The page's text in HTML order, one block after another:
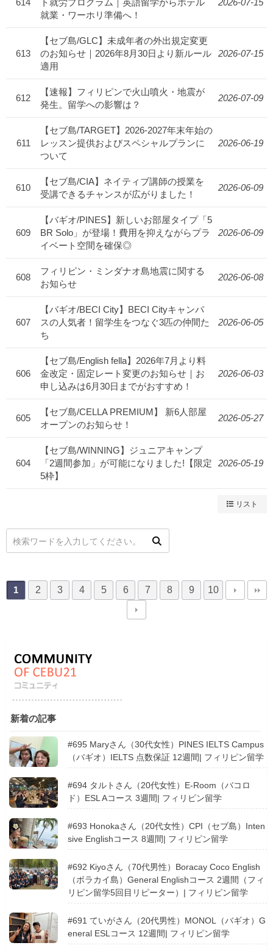
614
ト就労プログラム｜英語留学からホテル
就業・ワーホリ準備へ！
2026-07-15
613
【セブ島/GLC】未成年者の外出規定変更
のお知らせ｜2026年8月30日より新ルール
適用
2026-07-15
612
【速報】フィリピンで火山噴火・地震が
発生。留学への影響は？
2026-07-09
611
【セブ島/TARGET】2026-2027年末年始の
レッスン提供およびスペシャルプランに
ついて
2026-06-19
610
【セブ島/CIA】ネイティブ講師の授業を
受講できるチャンスが広がりました！
2026-06-09
609
【バギオ/PINES】新しいお部屋タイプ「5
BR Solo」が登場！費用を抑えながらプラ
イベート空間を確保◎
2026-06-09
608
フィリピン・ミンダナオ島地震に関する
お知らせ
2026-06-08
607
【バギオ/BECI City】BECI Cityキャンパ
スの人気者！留学生をつなぐ3匹の仲間た
ち
2026-06-05
606
【セブ島/English fella】2026年7月より料
金改定・固定レート変更のお知らせ｜お
申し込みは6月30日までがおすすめ！
2026-06-03
605
【セブ島/CELLA PREMIUM】 新6人部屋
オープンのお知らせ！
2026-05-27
604
【セブ島/WINNING】ジュニアキャンプ
「2週間参加」が可能になりました!【限定
5枠】
2026-05-19
リスト
1 2 3 4 5 6 7 8 9 10
新着の記事
#695 Maryさん（30代女性）PINES IELTS Campus
（バギオ）IELTS 点数保証 12週間| フィリピン留学
#694 タルトさん（20代女性）E-Room（バコロ
ド）ESL Aコース 3週間| フィリピン留学
#693 Honokaさん（20代女性）CPI（セブ島）Inten
sive Englishコース 8週間| フィリピン留学
#692 Kiyoさん（70代男性）Boracay Coco English
（ボラカイ島）General Englishコース 2週間（フィ
リピン留学5回目リピーター）| フィリピン留学
#691 ていがさん（20代男性）MONOL（バギオ）G
eneral ESLコース 12週間| フィリピン留学